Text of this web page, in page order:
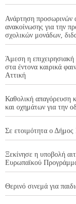
Ανάρτηση προσωρινών
ανακοίνωσης για την
σχολικών μονάδων,
Άμεση η
στα έντονα καιρικά
Αττική
Καθολική απαγόρευση
και οχημάτων για την
Σε ετοιμότητα ο
Ξεκίνησε η υποβολή
Ευρωπαϊκού
Θερινό σινεμά για